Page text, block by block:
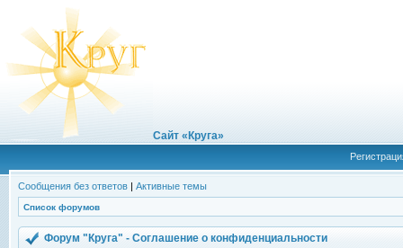
Сайт «Круга»
Сообщения без ответов | Активные темы
Список форумов
Форум "Круга" - Соглашение о конфиденциальности